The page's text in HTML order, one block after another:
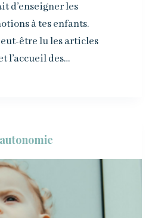
d’enseigner les
à tes enfants.
être lu les articles
l’accueil des…